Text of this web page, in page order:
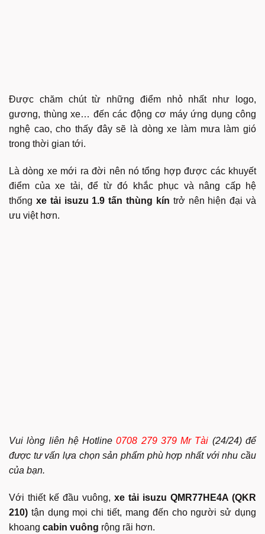
Được chăm chút từ những điểm nhỏ nhất như logo,
gương, thùng xe… đến các động cơ máy ứng dụng công
nghệ cao, cho thấy đây sẽ là dòng xe làm mưa làm gió
trong thời gian tới.
Là dòng xe mới ra đời nên nó tổng hợp được các khuyết
điểm của xe tải, để từ đó khắc phục và nâng cấp hệ
thống xe tải isuzu 1.9 tấn thùng kín trở nên hiện đại và
ưu việt hơn.
Vui lòng liên hệ Hotline0708 279 379 Mr Tài (24/24) để
được tư vấn lựa chọn sản phẩm phù hợp nhất với nhu cầu
của bạn.
Với thiết kế đầu vuông, xe tải isuzu QMR77HE4A (QKR
210) tận dụng mọi chi tiết, mang đến cho người sử dụng
khoang cabin vuông rộng rãi hơn.